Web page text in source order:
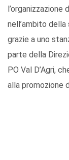
nell’ambito della
grazie a uno
parte della
PO Val D’Agri,
alla promozione